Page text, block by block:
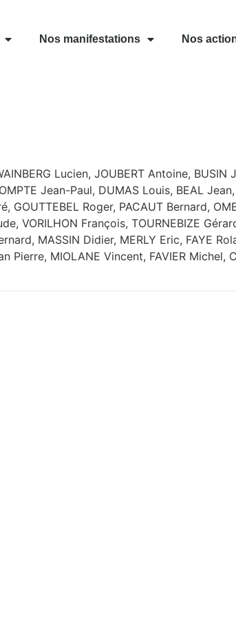
Nos manifestations Nos
Lucien, JOUBERT Antoine, BUSIN
Jean-Paul, DUMAS Louis, BEAL
GOUTTEBEL Roger, PACAUT Bernard,
VORILHON François, TOURNEBIZE
MASSIN Didier, MERLY Eric, FAYE
Pierre, MIOLANE Vincent, FAVIER Michel,